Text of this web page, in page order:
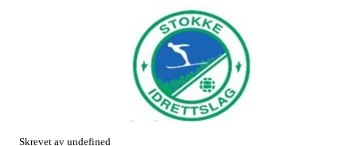
Skrevet av undefined